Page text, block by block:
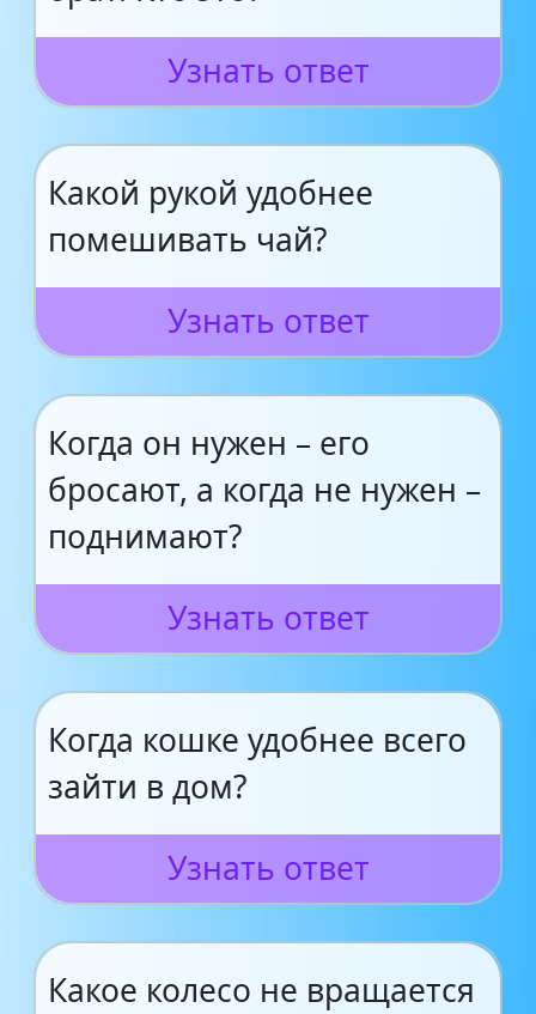
Узнать ответ
Какой рукой удобнее
помешивать чай?
Узнать ответ
Когда он нужен – его
бросают, а когда не нужен –
поднимают?
Узнать ответ
Когда кошке удобнее всего
зайти в дом?
Узнать ответ
Какое колесо не вращается